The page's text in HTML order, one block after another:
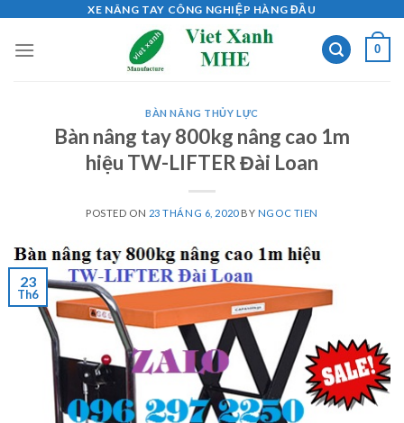
content
XE NÂNG TAY CÔNG NGHIỆP HÀNG ĐẦU
0
BÀN NÂNG THỦY LỰC
Bàn nâng tay 800kg nâng cao 1m
hiệu TW-LIFTER Đài Loan
POSTED ON 23 THÁNG 6, 2020BY NGOC TIEN
23
Th6